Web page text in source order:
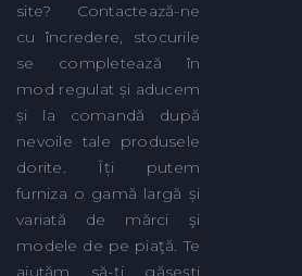
site? Contactează-ne
cu încredere, stocurile
se completează în
mod regulat și aducem
și la comandă după
nevoile tale produsele
dorite. Îți putem
furniza o gamă largă și
variată de mărci şi
modele de pe piaţă. Te
ajutăm să-ți găsești